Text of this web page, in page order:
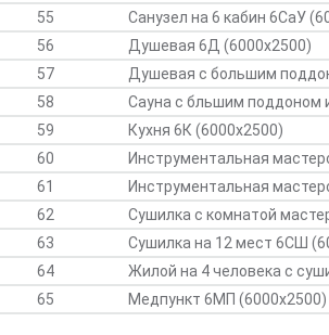
55
Санузел на 6 кабин 6СаУ
56
Душевая 6Д (6000х2500)
57
Душевая с большим
58
Сауна с бльшим поддоном
59
Кухня 6К (6000х2500)
60
Инструментальная
61
Инструментальная
62
Сушилка с комнатой
63
Сушилка на 12 мест 6СШ
64
Жилой на 4 человека с
65
Медпункт 6МП (6000х2500)